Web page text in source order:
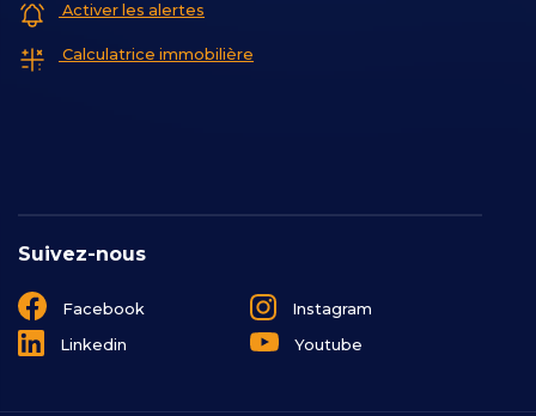
Suivez-nous
Facebook
Instagram
Linkedin
Youtube
Activer les alertes
Calculatrice immobilière